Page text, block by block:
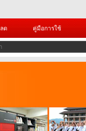
ด คู่มือการใช้